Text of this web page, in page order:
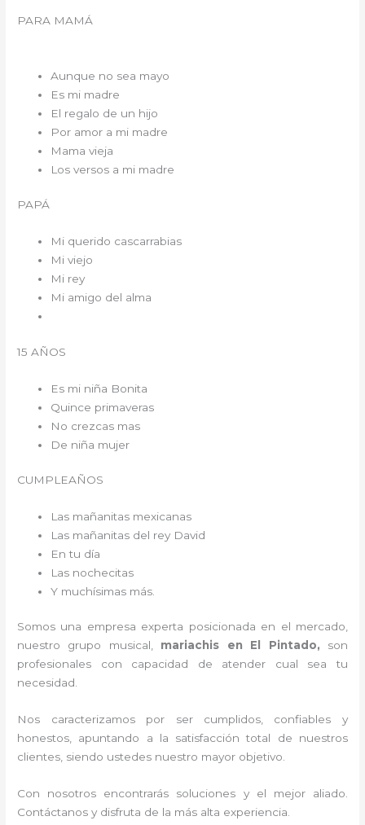
PARA MAMÁ
Aunque no sea mayo
Es mi madre
El regalo de un hijo
Por amor a mi madre
Mama vieja
Los versos a mi madre
PAPÁ
Mi querido cascarrabias
Mi viejo
Mi rey
Mi amigo del alma
15 AÑOS
Es mi niña Bonita
Quince primaveras
No crezcas mas
De niña mujer
CUMPLEAÑOS
Las mañanitas mexicanas
Las mañanitas del rey David
En tu día
Las nochecitas
Y muchísimas más.
Somos una empresa experta posicionada en el mercado,
nuestro grupo musical, mariachis en El Pintado, son
profesionales con capacidad de atender cual sea tu
necesidad.
Nos caracterizamos por ser cumplidos, confiables y
honestos, apuntando a la satisfacción total de nuestros
clientes, siendo ustedes nuestro mayor objetivo.
Con nosotros encontrarás soluciones y el mejor aliado.
Contáctanos y disfruta de la más alta experiencia.